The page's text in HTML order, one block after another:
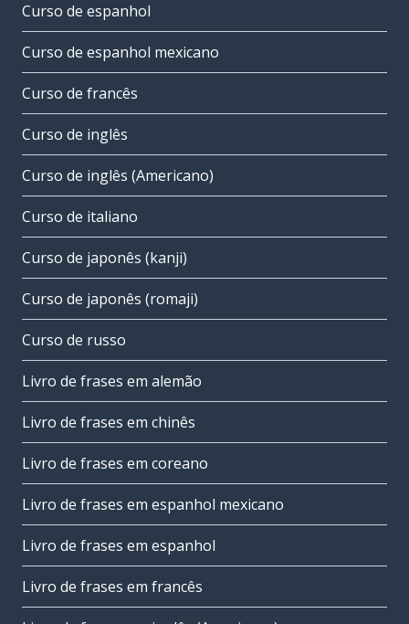
Curso de espanhol
Curso de espanhol mexicano
Curso de francês
Curso de inglês
Curso de inglês (Americano)
Curso de italiano
Curso de japonês (kanji)
Curso de japonês (romaji)
Curso de russo
Livro de frases em alemão
Livro de frases em chinês
Livro de frases em coreano
Livro de frases em espanhol mexicano
Livro de frases em espanhol
Livro de frases em francês